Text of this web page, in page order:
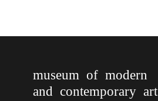
museum of modern
and contemporary art